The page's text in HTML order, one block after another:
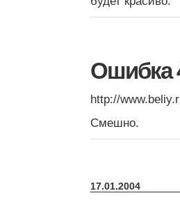
Ошибка
http://
Смешно.
17.01.2004